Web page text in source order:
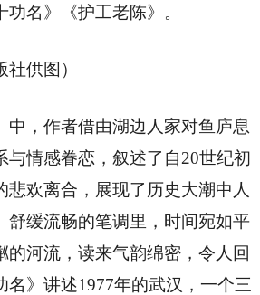
功名》《护工老陈》。
供图）
中，作者借由湖边人家对鱼庐息
与情感眷恋，叙述了自20世纪初
悲欢离合，展现了历史大潮中人
舒缓流畅的笔调里，时间宛如平
的河流，读来气韵绵密，令人回
名》讲述1977年的武汉，一个三